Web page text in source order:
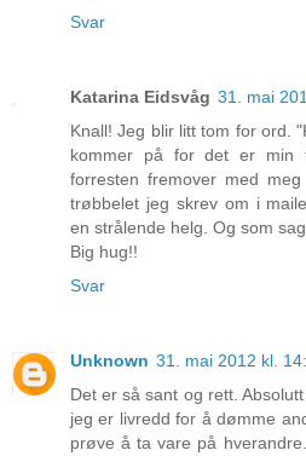
Svar
Katarina Eidsvåg 31. mai
Knall! Jeg blir litt tom for ord.
kommer på for det er min
forresten fremover med
trøbbelet jeg skrev om i
en strålende helg. Og som
Big hug!!
Svar
Unknown 31. mai 2012 kl.
Det er så sant og rett.
jeg er livredd for å dømme
prøve å ta vare på